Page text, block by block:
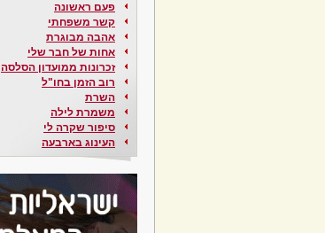
פעם ראשונה
קשר משפחתי
אהבה מבוגרת
אחות של חבר שלי
זכרונות ממועדון הסלסה
רוב הזמן בחו"ל
השרת
משמרת לילה
סיפור שקרה לי
העינוג בארבעה